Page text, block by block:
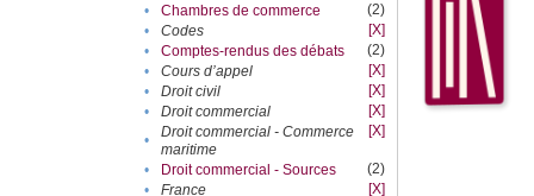
•
Chambres de commerce
(2)
•
Codes
[X]
•
Comptes-rendus des débats
(2)
•
Cours d’appel
[X]
•
Droit civil
[X]
•
Droit commercial
[X]
•
Droit commercial - Commerce
maritime
[X]
• Droit commercial - Sources
(2)
•
France
[X]